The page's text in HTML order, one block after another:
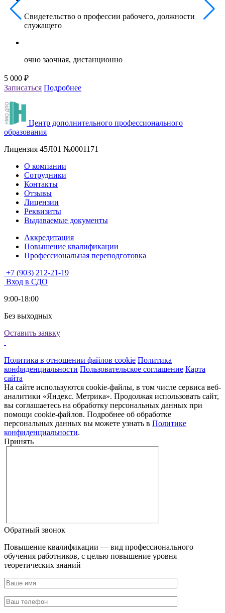
Свидетельство о профессии рабочего, должности
служащего
очно заочная, дистанционно
5 000 ₽
Записаться Подробнее
Центр дополнительного профессионального
образования
Лицензия 45Л01 №0001171
О компании
Сотрудники
Контакты
Отзывы
Лицензии
Реквизиты
Выдаваемые документы
Аккредитация
Повышение квалификации
Профессиональная переподготовка
+7 (903) 212-21-19
Вход в СДО
9:00-18:00
Без выходных
Оставить заявку
Политика в отношении файлов cookie Политика
конфиденциальности Пользовательское соглашение Карта
сайта
На сайте используются cookie-файлы, в том числе сервиса веб-
аналитики «Яндекс. Метрика». Продолжая использовать сайт,
вы соглашаетесь на обработку персональных данных при
помощи cookie-файлов. Подробнее об обработке
персональных данных вы можете узнать в Политике
конфиденциальности.
Принять
Обратный звонок
Повышение квалификации — вид профессионального
обучения работников, с целью повышение уровня
теоретических знаний